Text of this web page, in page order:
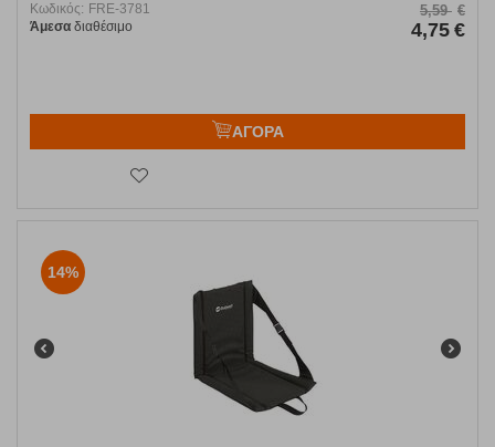
Κωδικός: FRE-3781
Άμεσα διαθέσιμο
5,59 €
4,75 €
ΑΓΟΡΑ
14%